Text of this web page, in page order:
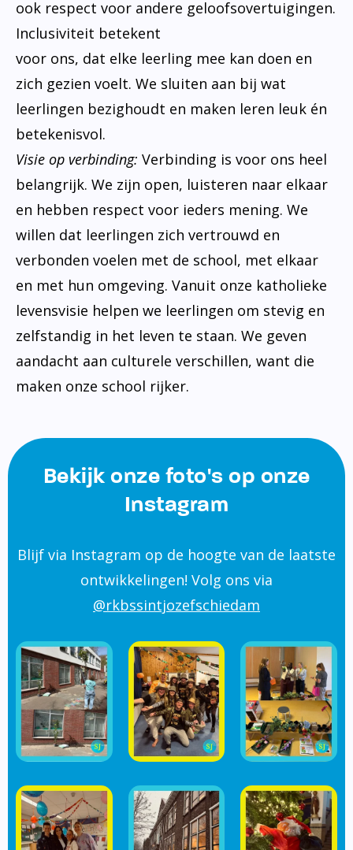
ook respect voor andere geloofsovertuigingen.
Inclusiviteit betekent
voor ons, dat elke leerling mee kan doen en
zich gezien voelt. We sluiten aan bij wat
leerlingen bezighoudt en maken leren leuk én
betekenisvol.
Visie op verbinding: Verbinding is voor ons heel
belangrijk. We zijn open, luisteren naar elkaar
en hebben respect voor ieders mening. We
willen dat leerlingen zich vertrouwd en
verbonden voelen met de school, met elkaar
en met hun omgeving. Vanuit onze katholieke
levensvisie helpen we leerlingen om stevig en
zelfstandig in het leven te staan. We geven
aandacht aan culturele verschillen, want die
maken onze school rijker.
Bekijk onze foto's op onze
Instagram
Blijf via Instagram op de hoogte van de laatste
ontwikkelingen! Volg ons via
@rkbssintjozefschiedam